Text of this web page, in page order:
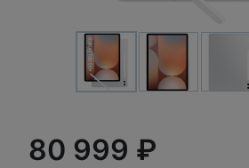
80 999 ₽